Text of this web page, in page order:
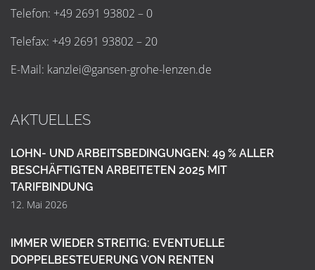
Telefon: +49 2691 93802 – 0
Telefax: +49 2691 93802 – 20
E-Mail: kanzlei@gansen-grohe-lenzen.de
AKTUELLES
LOHN- UND ARBEITSBEDINGUNGEN: 49 % ALLER
BESCHÄFTIGTEN ARBEITETEN 2025 MIT
TARIFBINDUNG
12. Mai 2026
IMMER WIEDER STREITIG: EVENTUELLE
DOPPELBESTEUERUNG VON RENTEN